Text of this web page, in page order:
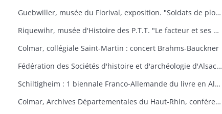
Guebwiller, musée du Florival, exposition. "Soldats de plomb
Riquewihr, musée d'Histoire des P.T.T. "Le facteur et ses métamorphoses
Colmar, collégiale Saint-Martin : concert Brahms-Bauckner
Fédération des Sociétés d'histoire et d'archéologie d'Alsace : les monuments ruraux d'Alsace
Schiltigheim : 1 biennale Franco-Allemande du livre en Alsace
Colmar, Archives Départementales du Haut-Rhin, conférence : Yves Bisch "Cet homme à surveiller